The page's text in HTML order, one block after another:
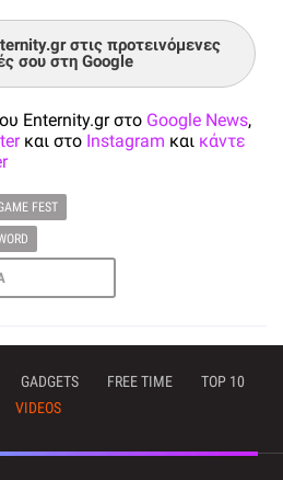
στις προτεινόμενες
σου στη Google
Enternity.gr στο Google News,
και στο Instagram και κάντε
FEST
GADGETS FREE TIME
TOP 10
VIDEOS